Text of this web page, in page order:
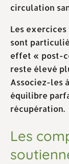
circulation
Les
sont
effet « post-
reste élevé
Associez-les
équilibre
récupération.
Les